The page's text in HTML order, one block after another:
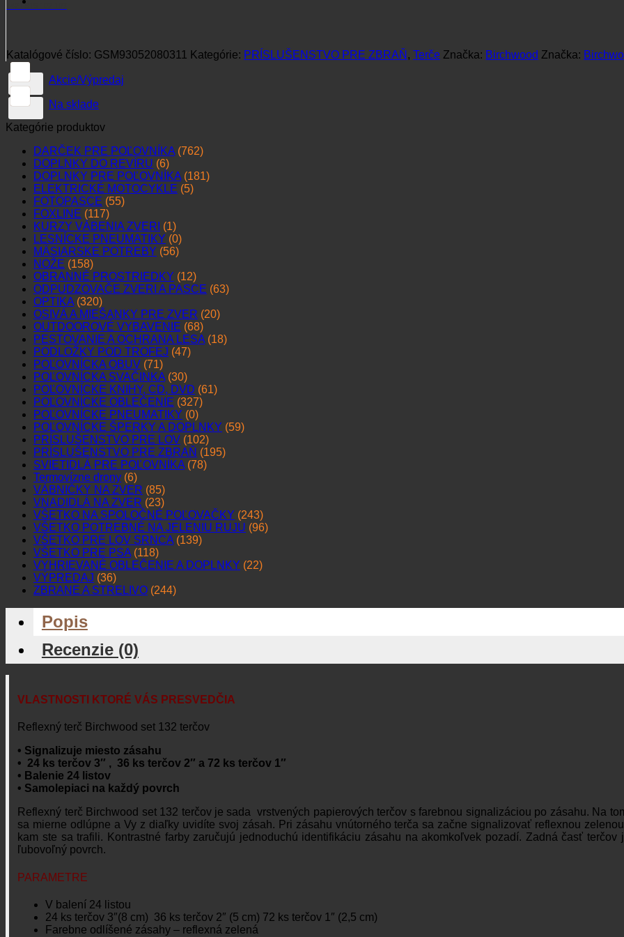
+421 915 102 107
Katalógové číslo: GSM93052080311 Kategórie: PRÍSLUŠENSTVO PRE ZBRAŇ , Terče Značka: Birchwood Značka:
Akcie/Výpredaj
Na sklade
Kategórie produktov
DARČEK PRE POĽOVNÍKA (762)
DOPLNKY DO REVÍRU (6)
DOPLNKY PRE POĽOVNÍKA (181)
ELEKTRICKÉ MOTOCYKLE (5)
FOTOPASCE (55)
FOXLINE (117)
KURZY VÁBENIA ZVERI (1)
LESNÍCKE PNEUMATIKY (0)
MÄSIARSKE POTREBY (56)
NOŽE (158)
OBRANNÉ PROSTRIEDKY (12)
ODPUDZOVAČE ZVERI A PASCE (63)
OPTIKA (320)
OSIVÁ A MIEŠANKY PRE ZVER (20)
OUTDOOROVÉ VYBAVENIE (68)
PESTOVANIE A OCHRANA LESA (18)
PODLOŽKY POD TROFEJ (47)
POĽOVNÍCKA OBUV (71)
POĽOVNÍCKA SVAČINKA (30)
POĽOVNÍCKE KNIHY, CD, DVD (61)
POĽOVNÍCKE OBLEČENIE (327)
POĽOVNÍCKE PNEUMATIKY (0)
POĽOVNÍCKE ŠPERKY A DOPLNKY (59)
PRÍSLUŠENSTVO PRE LOV (102)
PRÍSLUŠENSTVO PRE ZBRAŇ (195)
SVIETIDLÁ PRE POĽOVNÍKA (78)
Termovízne drony (6)
VÁBNIČKY NA ZVER (85)
VNADIDLÁ NA ZVER (23)
VŠETKO NA SPOLOČNÉ POĽOVAČKY (243)
VŠETKO POTREBNÉ NA JELENIU RUJU (96)
VŠETKO PRE LOV SRNCA (139)
VŠETKO PRE PSA (118)
VYHRIEVANÉ OBLEČENIE A DOPLNKY (22)
VÝPREDAJ (36)
ZBRANE A STRELIVO (244)
Popis
Recenzie (0)
VLASTNOSTI KTORÉ VÁS PRESVEDČIA
Reflexný terč Birchwood set 132 terčov
• Signalizuje miesto zásahu
• 24 ks terčov 3″ , 36 ks terčov 2″ a 72 ks terčov 1″
• Balenie 24 listov
• Samolepiaci na každý povrch
Reflexný terč Birchwood set 132 terčov je sada vrstvených papierových terčov s farebnou signalizáciou po zásahu. Na
sa mierne odlúpne a Vy z diaľky uvidíte svoj zásah. Pri zásahu vnútorného terča sa začne signalizovať reflexnou
kam ste sa trafili. Kontrastné farby zaručujú jednoduchú identifikáciu zásahu na akomkoľvek pozadí. Zadná časť
ľubovoľný povrch.
PARAMETRE
V balení 24 listou
24 ks terčov 3″(8 cm) 36 ks terčov 2″ (5 cm) 72 ks terčov 1″ (2,5 cm)
Farebne odlíšené zásahy – reflexná zelená